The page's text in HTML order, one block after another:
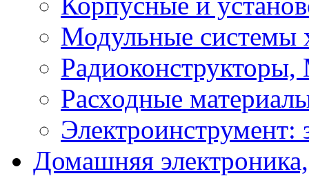
Модульные системы
Расходные
Электроинструмент:
Домашняя